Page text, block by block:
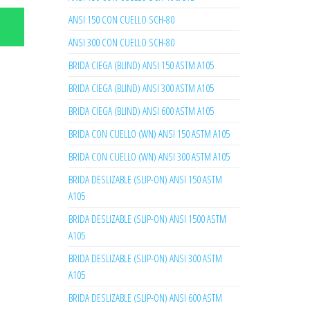
ANSI 150 CON CUELLO SCH-80
ANSI 300 CON CUELLO SCH-80
BRIDA CIEGA (BLIND) ANSI 150 ASTM A105
BRIDA CIEGA (BLIND) ANSI 300 ASTM A105
BRIDA CIEGA (BLIND) ANSI 600 ASTM A105
BRIDA CON CUELLO (WN) ANSI 150 ASTM A105
BRIDA CON CUELLO (WN) ANSI 300 ASTM A105
BRIDA DESLIZABLE (SLIP-ON) ANSI 150 ASTM
A105
BRIDA DESLIZABLE (SLIP-ON) ANSI 1500 ASTM
A105
BRIDA DESLIZABLE (SLIP-ON) ANSI 300 ASTM
A105
BRIDA DESLIZABLE (SLIP-ON) ANSI 600 ASTM